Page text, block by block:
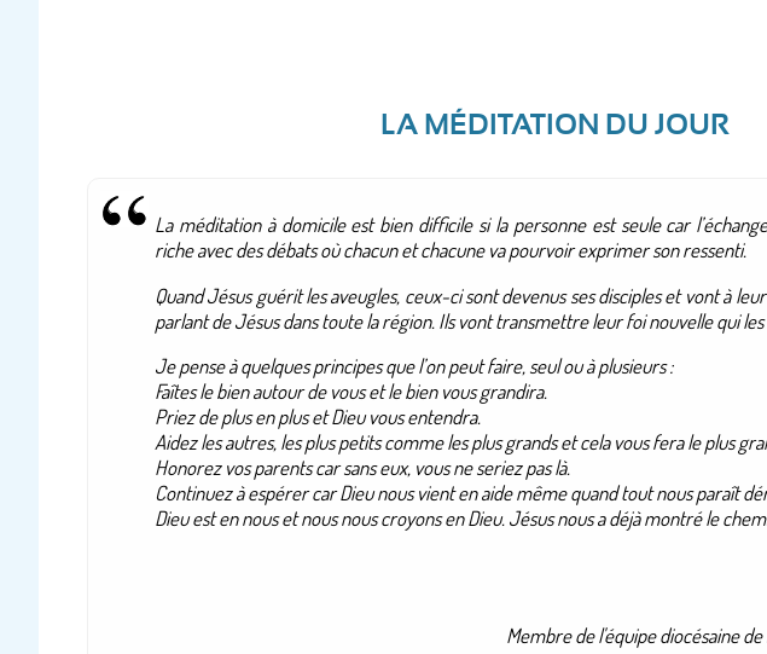
LA MÉDITATION DU JOUR
La méditation à domicile est bien difficile si la personne est seule car
riche avec des débats où chacun et chacune va pourvoir exprimer son ressenti.
Quand Jésus guérit les aveugles, ceux-ci sont devenus ses disciples et vont à
parlant de Jésus dans toute la région. Ils vont transmettre leur foi nouvelle qui
Je pense à quelques principes que l’on peut faire, seul ou à plusieurs :
Faîtes le bien autour de vous et le bien vous grandira.
Priez de plus en plus et Dieu vous entendra.
Aidez les autres, les plus petits comme les plus grands et cela vous fera le plus
Honorez vos parents car sans eux, vous ne seriez pas là.
Continuez à espérer car Dieu nous vient en aide même quand tout nous paraît
Dieu est en nous et nous nous croyons en Dieu. Jésus nous a déjà montré le
Membre de l'équipe diocésaine